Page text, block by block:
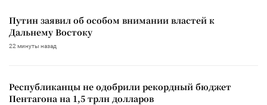
Путин заявил об особом внимании властей к
Дальнему Востоку
22 минуты назад
Республиканцы не одобрили рекордный бюджет
Пентагона на 1,5 трлн долларов